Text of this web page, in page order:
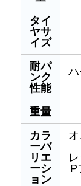
タイ
ヤサ
イズ
耐パ
ンク
性能
重量
カラ
ーバ
リエ
ーシ
ョン
P